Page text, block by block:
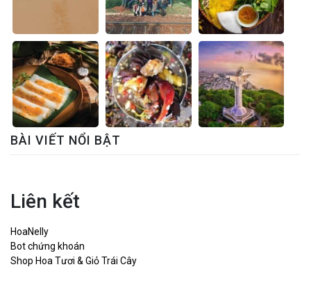
BÀI VIẾT NỔI BẬT
Liên kết
HoaNelly
Bot chứng khoán
Shop Hoa Tươi & Giỏ Trái Cây